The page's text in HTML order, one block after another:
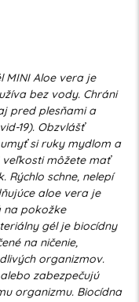
MINI Aloe vera je
bez vody. Chráni
pred plesňami a
19). Obzvlášť
si ruky mydlom a
môžete mať
Rýchlo schne, nelepí
aloe vera je
na pokožke
gél je biocídny
na ničenie,
organizmov.
zabezpečujú
organizmu. Biocídna